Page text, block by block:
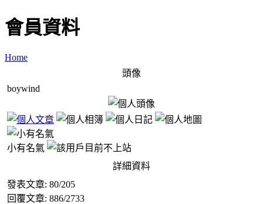
會員資料
Home
頭像
boywind
小有名氣
詳細資料
發表文章: 80/205
回覆文章: 886/2733